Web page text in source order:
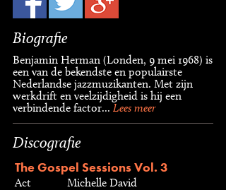
Biografie
Benjamin Herman (Londen, 9 mei 1968) is
een van de bekendste en populairste
Nederlandse jazzmuzikanten. Met zijn
werkdrift en veelzijdigheid is hij een
verbindende factor... Lees meer
Discografie
The Gospel Sessions Vol. 3
Act
Michelle David